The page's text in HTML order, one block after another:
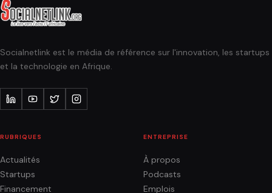
Socialnetlink est le média de référence sur l'innovation, les startups
et la technologie en Afrique.
RUBRIQUES
Actualités
Startups
Financement
ENTREPRISE
À propos
Podcasts
Emplois